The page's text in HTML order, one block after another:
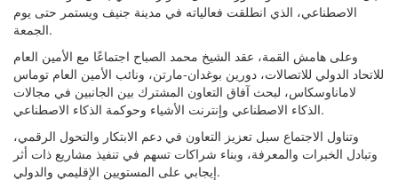
الاصطناعي، الذي انطلقت فعالياته في مدينة جنيف ويستمر حتى يوم
الجمعة.
وعلى هامش القمة، عقد الشيخ محمد الصباح اجتماعًا مع الأمين العام
للاتحاد الدولي للاتصالات، دورين بوغدان-مارتن، ونائب الأمين العام توماس
لاماناوسكاس، لبحث آفاق التعاون المشترك بين الجانبين في مجالات
الذكاء الاصطناعي وإنترنت الأشياء وحوكمة الذكاء الاصطناعي.
وتناول الاجتماع سبل تعزيز التعاون في دعم الابتكار والتحول الرقمي،
وتبادل الخبرات والمعرفة، وبناء شراكات تسهم في تنفيذ مشاريع ذات أثر
إيجابي على المستويين الإقليمي والدولي.